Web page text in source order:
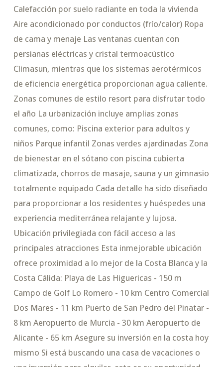
Calefacción por suelo radiante en toda la vivienda
Aire acondicionado por conductos (frío/calor) Ropa
de cama y menaje Las ventanas cuentan con
persianas eléctricas y cristal termoacústico
Climasun, mientras que los sistemas aerotérmicos
de eficiencia energética proporcionan agua caliente.
Zonas comunes de estilo resort para disfrutar todo
el año La urbanización incluye amplias zonas
comunes, como: Piscina exterior para adultos y
niños Parque infantil Zonas verdes ajardinadas Zona
de bienestar en el sótano con piscina cubierta
climatizada, chorros de masaje, sauna y un gimnasio
totalmente equipado Cada detalle ha sido diseñado
para proporcionar a los residentes y huéspedes una
experiencia mediterránea relajante y lujosa.
Ubicación privilegiada con fácil acceso a las
principales atracciones Esta inmejorable ubicación
ofrece proximidad a lo mejor de la Costa Blanca y la
Costa Cálida: Playa de Las Higuericas - 150 m
Campo de Golf Lo Romero - 10 km Centro Comercial
Dos Mares - 11 km Puerto de San Pedro del Pinatar -
8 km Aeropuerto de Murcia - 30 km Aeropuerto de
Alicante - 65 km Asegure su inversión en la costa hoy
mismo Si está buscando una casa de vacaciones o